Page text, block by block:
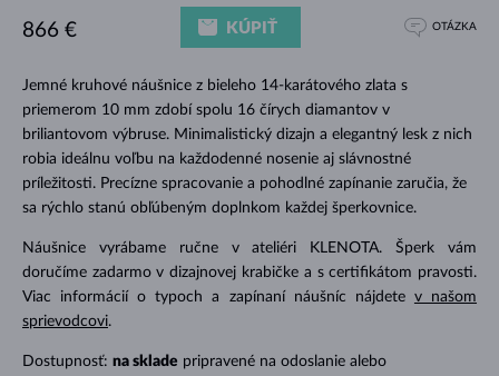
Jemné kruhové náušnice z bieleho 14-karátového zlata s
priemerom 10 mm zdobí spolu 16 čírych diamantov v
briliantovom výbruse. Minimalistický dizajn a elegantný lesk z nich
robia ideálnu voľbu na každodenné nosenie aj slávnostné
príležitosti. Precízne spracovanie a pohodlné zapínanie zaručia, že
sa rýchlo stanú obľúbeným doplnkom každej šperkovnice.
Náušnice vyrábame ručne v ateliéri KLENOTA. Šperk vám
doručíme zadarmo v dizajnovej krabičke a s certifikátom pravosti.
Viac informácií o typoch a zapínaní náušníc nájdete v našom
sprievodcovi.
Dostupnosť: na sklade pripravené na odoslanie alebo
866 € KÚPIŤ OTÁZKA